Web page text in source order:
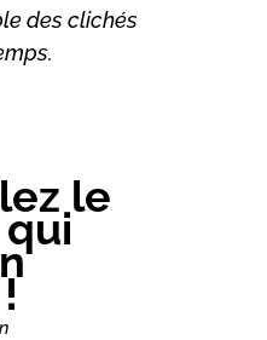
des clichés
le